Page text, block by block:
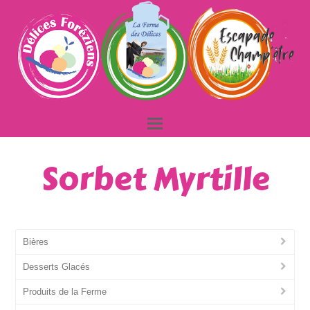
Sorbet Myrtille
Bières
Desserts Glacés
Produits de la Ferme